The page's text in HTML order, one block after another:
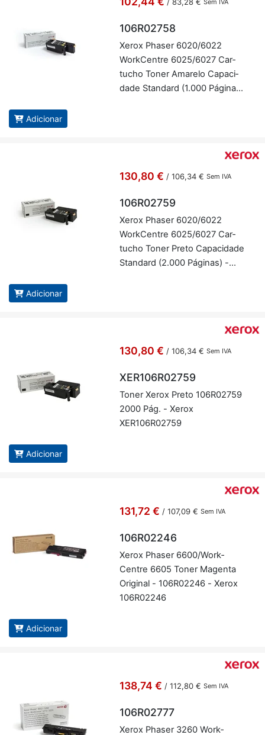
Sem IVA
106R02758
Xerox Phaser 6020/6022
Work­Centre 6025/6027 Car­
tucho Toner Ama­relo Ca­pa­ci­
dade Stan­dard (1.000 Pá­ginas)
Adicionar
130,80 € / 106,34 € Sem IVA
106R02759
Xerox Phaser 6020/6022
Work­Centre 6025/6027 Car­
tucho Toner Preto Ca­pa­ci­dade
Stan­dard (2.000 Pá­ginas) -
Adicionar
130,80 € / 106,34 € Sem IVA
XER106R02759
Toner Xerox Preto 106R02759
2000 Pág. - Xerox
XER106R02759
Adicionar
131,72 € / 107,09 € Sem IVA
106R02246
Xerox Phaser 6600/Work­
Centre 6605 Toner Ma­genta
Ori­ginal - 106R02246 - Xerox
106R02246
Adicionar
138,74 € / 112,80 € Sem IVA
106R02777
Xerox Phaser 3260 Work­